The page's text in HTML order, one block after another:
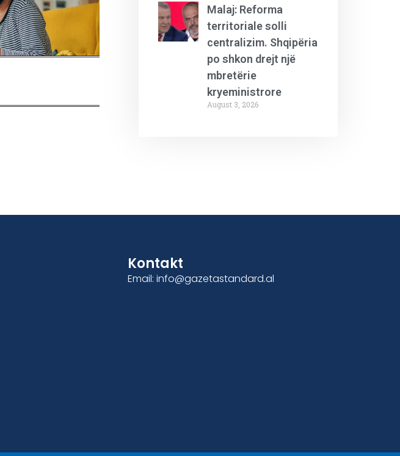
Malaj: Reforma
territoriale solli
centralizim. Shqipëria
po shkon drejt një
mbretërie
kryeministrore
August 3, 2026
Kontakt
Email: info@gazetastandard.al